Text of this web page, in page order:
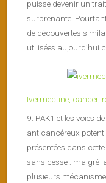
puisse devenir un
surprenante.
de découvertes
utilisées aujourd’hui
Ivermectine, cancer,
9. PAK1 et les voies
anticancéreux
présentées dans
sans cesse : malgré
plusieurs